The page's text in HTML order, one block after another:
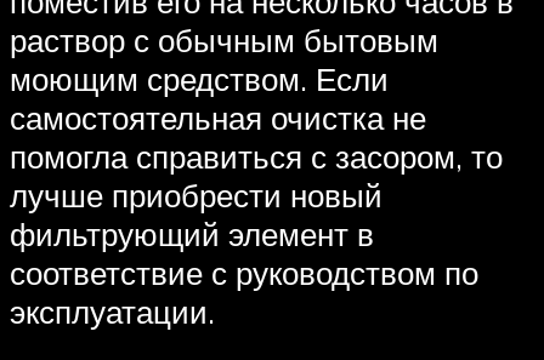
раствор с обычным бытовым
моющим средством. Если
самостоятельная очистка не
помогла справиться с засором, то
лучше приобрести новый
фильтрующий элемент в
соответствие с руководством по
эксплуатации.